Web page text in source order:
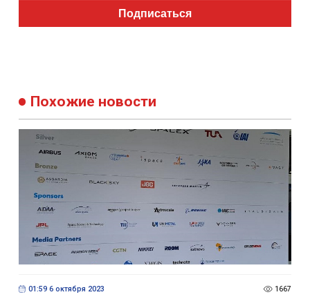
Подписаться
Похожие новости
01:59 6 октября 2023 1667